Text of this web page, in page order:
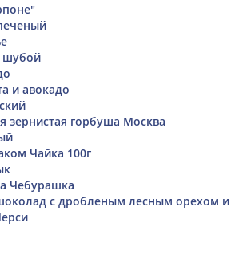
шубой
и авокадо
зернистая горбуша Москва
Чайка 100г
Чебурашка
с дробленым лесным орехом и